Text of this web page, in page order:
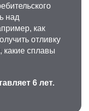
над
как
отливку
какие сплавы
6 лет.